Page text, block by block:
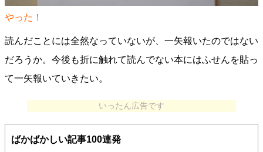
やった！
読んだことには全然なっていないが、一矢報いたのではない
だろうか。今後も折に触れて読んでない本にはふせんを貼っ
て一矢報いていきたい。
いったん広告です
ばかばかしい記事100連発